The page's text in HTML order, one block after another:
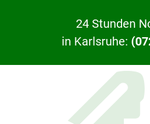
24 Stunden
in Karlsruhe: